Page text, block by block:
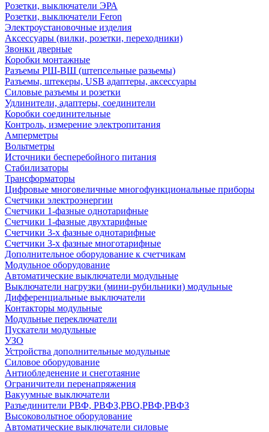
Розетки, выключатели ЭРА
Розетки, выключатели Feron
Электроустановочные изделия
Аксессуары (вилки, розетки, переходники)
Звонки дверные
Коробки монтажные
Разъемы РШ-ВШ (штепсельные разьемы)
Разъемы, штекеры, USB адаптеры, аксессуары
Силовые разъемы и розетки
Удлинители, адаптеры, соединители
Коробки соединительные
Контроль, измерение электропитания
Амперметры
Вольтметры
Источники бесперебойного питания
Стабилизаторы
Трансформаторы
Цифровые многовеличные многофункциональные приборы
Счетчики электроэнергии
Счетчики 1-фазные однотарифные
Счетчики 1-фазные двухтарифные
Счетчики 3-х фазные однотарифные
Счетчики 3-х фазные многотарифные
Дополнительное оборудование к счетчикам
Модульное оборудование
Автоматические выключатели модульные
Выключатели нагрузки (мини-рубильники) модульные
Дифференциальные выключатели
Контакторы модульные
Модульные переключатели
Пускатели модульные
УЗО
Устройства дополнительные модульные
Силовое оборудование
Антиобледенение и снеготаяние
Ограничители перенапряжения
Вакуумные выключатели
Разъединители РВФ, РВФЗ,РВО,РВФ,РВФЗ
Высоковольтное оборудование
Автоматические выключатели cиловые